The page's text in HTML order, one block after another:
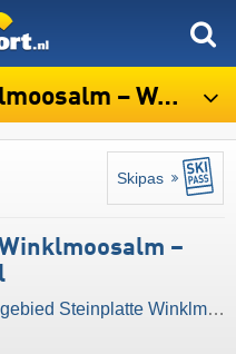
​Reit im Winkl
Skipas
–
Steinplatte Winklmoosalm – Waidring/​Reit im Winkl